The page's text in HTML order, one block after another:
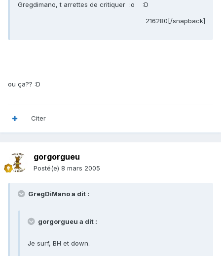
Gregdimano, t arrettes de critiquer :o :D
216280[/snapback]
ou ça?? :D
Citer
gorgorgueu
Posté(e) 8 mars 2005
GregDiMano a dit :
gorgorgueu a dit :
Je surf, BH et down.